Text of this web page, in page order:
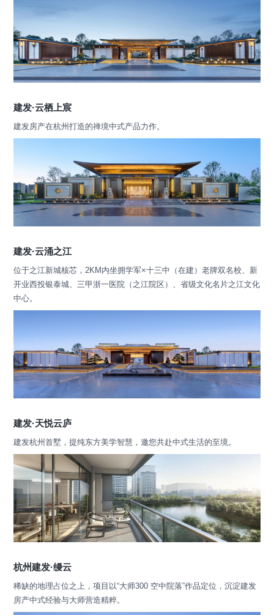
建发·云栖上宸
建发房产在杭州打造的禅境中式产品力作。
建发·云涌之江
位于之江新城核芯，2KM内坐拥学军×十三中（在建）老牌双名校、新
开业西投银泰城、三甲浙一医院（之江院区）、省级文化名片之江文化
中心。
建发·天悦云庐
建发杭州首墅，提纯东方美学智慧，邀您共赴中式生活的至境。
杭州建发·缦云
稀缺的地理占位之上，项目以“大师300 空中院落”作品定位，沉淀建发
房产中式经验与大师营造精粹。